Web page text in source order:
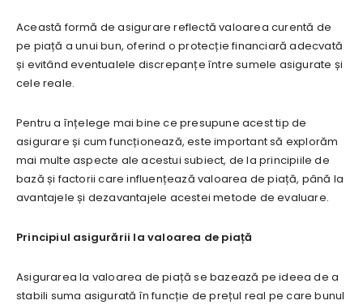
Această formă de asigurare reflectă valoarea curentă de
pe piață a unui bun, oferind o protecție financiară adecvată
și evitând eventualele discrepanțe între sumele asigurate și
cele reale.
Pentru a înțelege mai bine ce presupune acest tip de
asigurare și cum funcționează, este important să explorăm
mai multe aspecte ale acestui subiect, de la principiile de
bază și factorii care influențează valoarea de piață, până la
avantajele și dezavantajele acestei metode de evaluare.
Principiul asigurării la valoarea de piață
Asigurarea la valoarea de piață se bazează pe ideea de a
stabili suma asigurată în funcție de prețul real pe care bunul